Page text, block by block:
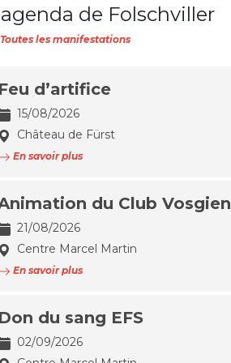
de Folschviller
les manifestations
d’artifice
15/08/2026
Château de Fürst
En savoir plus
du Club Vosgien
21/08/2026
Centre Marcel Martin
En savoir plus
du sang EFS
02/09/2026